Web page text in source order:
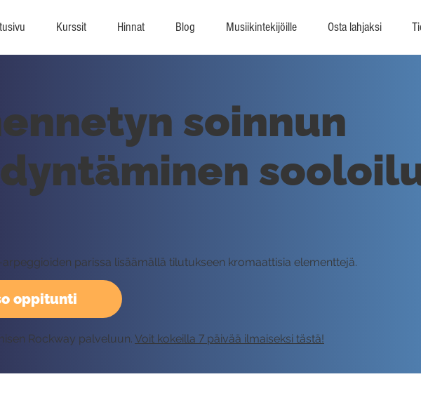
Kurssit Hinnat Blog Musiikintekijöille Osta lahjaksi
oppitunti
soinnun
parissa lisäämällä tilutukseen kromaattisia elementtejä.
Rockway palveluun. Voit kokeilla 7 päivää ilmaiseksi tästä!